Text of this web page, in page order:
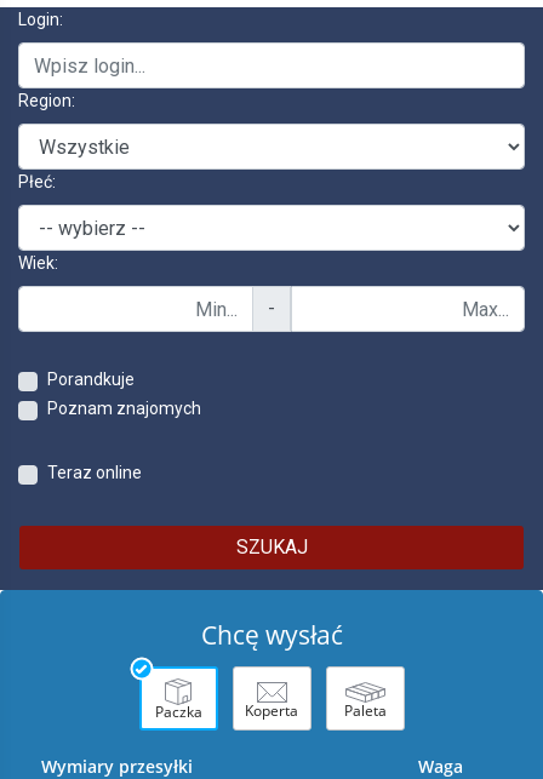
Login:
Region:
Płeć:
Wiek:
-
Porandkuje
Poznam znajomych
Teraz online
SZUKAJ
Chcę wysłać
Paczka Koperta Paleta
Wymiary przesyłki Waga